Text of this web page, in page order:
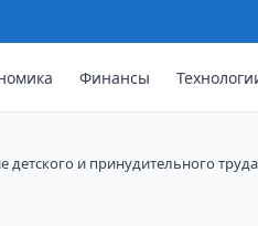
Финансы
детского и принудительного